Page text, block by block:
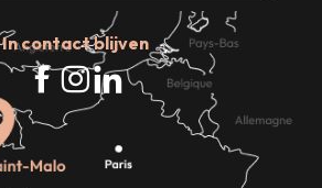
In contact blijven